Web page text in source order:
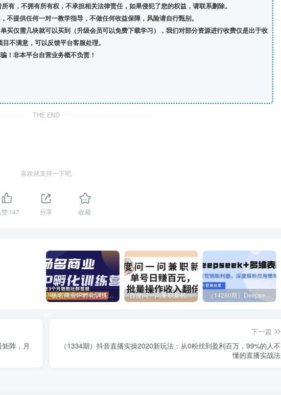
有，不拥有所有权，不承担相关法律责任，如果侵犯了您的权益，请联系删除。
提供任何一对一教学指导，不做任何收益保障，风险请自行甄别。
买仅需几块就可以买到（升级会员可以免费下载学习），我们对部分资源进行收费仅是出于收
不满意，可以反馈平台客服处理。
！非本平台自营业务概不负责！
THE END
喜欢就支持一下吧
赞147 分享 收藏
杨名商业IP孵化训练营，从商业到内容到转化一站式学 价值5980元 百度问一问兼职新机遇，单号日赚百元，批量操作收入翻倍 （14280期）Deepseek+多维表格，银行营销新利器，深度解析应用策略，提升营销效果
阵，月
下一篇
（1334期）抖音直播实操2020新玩法：从0粉丝到盈利百万，99%的人不
懂的直播实战法